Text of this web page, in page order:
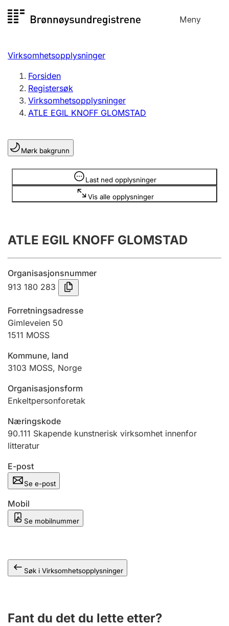
til
Meny
Registersøk
Aksjeselskap
Enkeltpersonforetak
Registrere, endre, slette
Lag og forening
Registrere, endre, slette
Årsregnskap
Innsending og forsinkelsesgebyr
Tinglysing
Jeger
Ektepaktveileder
Offentlig sektor
Andre tema
Virksomhetsopplysninger
Forsiden
Registersøk
Virksomhetsopplysninger
ATLE EGIL KNOFF GLOMSTAD
Mørk bakgrunn
Last ned opplysninger
Vis alle opplysninger
Opplysninger er skjult
ATLE EGIL KNOFF GLOMSTAD
Organisasjonsnummer
913 180 283
Forretningsadresse
Gimleveien 50
1511 MOSS
Kommune, land
3103 MOSS, Norge
Organisasjonsform
Enkeltpersonforetak
Næringskode
90.111 Skapende kunstnerisk virksomhet innenfor
litteratur
E-post
Se e-post
Mobil
Se mobilnummer
Søk i Virksomhetsopplysninger
Fant du det du lette etter?